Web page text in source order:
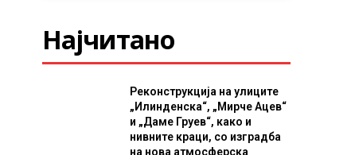
Најчитано
Реконструкција на улиците
„Илинденска“, „Мирче Ацев“
и „Даме Груев“, како и
нивните краци, со изградба
на нова атмосферска